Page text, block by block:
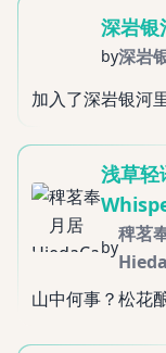
深岩银
by深岩
加入了深岩银河
浅草轻
by
稗茗
山中何事？松花